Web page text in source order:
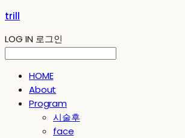
trill
LOG IN 로그인
HOME
About
Program
시술후
face